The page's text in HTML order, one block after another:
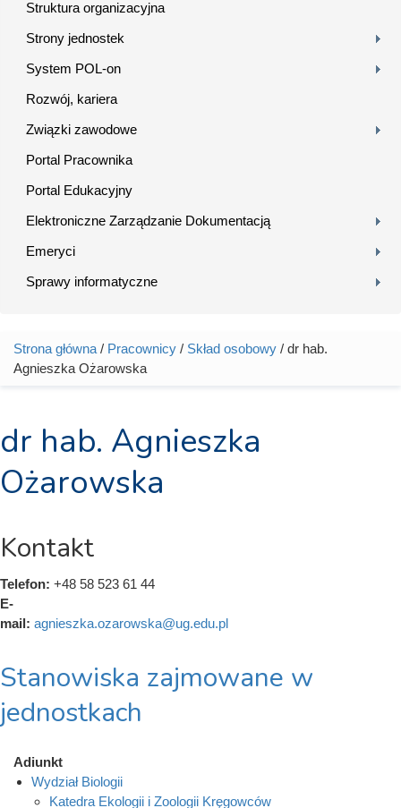
Struktura organizacyjna
Strony jednostek
System POL-on
Rozwój, kariera
Związki zawodowe
Portal Pracownika
Portal Edukacyjny
Elektroniczne Zarządzanie Dokumentacją
Emeryci
Sprawy informatyczne
Jesteś tutaj
Strona główna / Pracownicy / Skład osobowy / dr hab.
Agnieszka Ożarowska
dr hab. Agnieszka
Ożarowska
Kontakt
Telefon: +48 58 523 61 44
E-
mail: agnieszka.ozarowska@ug.edu.pl
Stanowiska zajmowane w
jednostkach
Adiunkt
Wydział Biologii
Katedra Ekologii i Zoologii Kręgowców